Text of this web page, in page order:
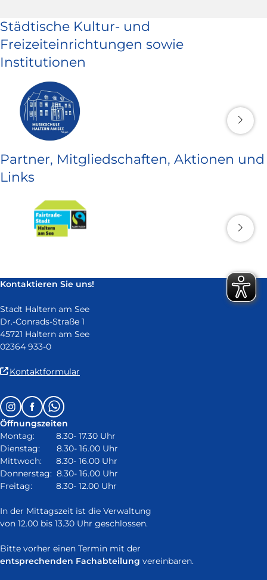
Städtische Kultur- und
Freizeiteinrichtungen sowie
Institutionen
Partner, Mitgliedschaften, Aktionen und
Links
Kontaktieren Sie uns!
Stadt Haltern am See
Dr.-Conrads-Straße 1
45721 Haltern am See
02364 933-0
Kontaktformular
in
neuem
Fenster)
Follow
us
on:
InstagramFacebookWhatsapp
Öffnungszeiten
Montag: 8.30- 17.30 Uhr
Dienstag: 8.30- 16.00 Uhr
Mittwoch: 8.30- 16.00 Uhr
Donnerstag: 8.30- 16.00 Uhr
Freitag: 8.30- 12.00 Uhr
In der Mittagszeit ist die Verwaltung
von 12.00 bis 13.30 Uhr geschlossen.
Bitte vorher einen Termin mit der
entsprechenden Fachabteilung vereinbaren.